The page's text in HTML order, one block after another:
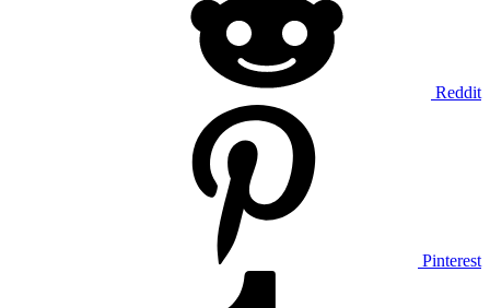
Reddit
Pinterest